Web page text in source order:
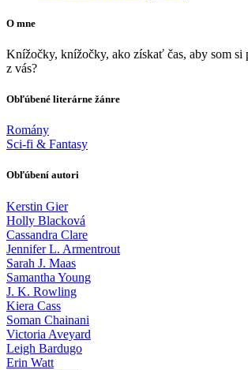
O mne
Knížočky, knížočky, ako získať čas, aby som si
z vás?
Obľúbené literárne žánre
Romány
Sci-fi & Fantasy
Obľúbení autori
Kerstin Gier
Holly Blacková
Cassandra Clare
Jennifer L. Armentrout
Sarah J. Maas
Samantha Young
J. K. Rowling
Kiera Cass
Soman Chainani
Victoria Aveyard
Leigh Bardugo
Erin Watt